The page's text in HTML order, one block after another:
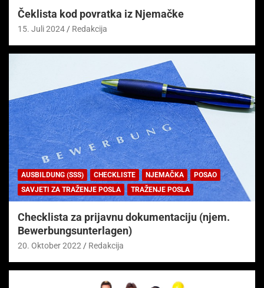
Čeklista kod povratka iz Njemačke
15. Juli 2024 Redakcija
AUSBILDUNG (SSS) CHECKLISTE NJEMAČKA
POSAO
SAVJETI ZA TRAŽENJE POSLA
TRAŽENJE POSLA
Checklista za prijavnu dokumentaciju (njem.
Bewerbungsunterlagen)
20. Oktober 2022 Redakcija